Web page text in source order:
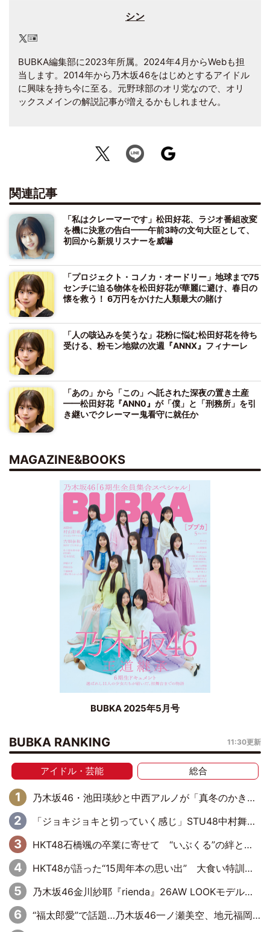
シン
BUBKA編集部に2023年所属。2024年4月からWebも担
当します。2014年から乃木坂46をはじめとするアイドル
に興味を持ち今に至る。元野球部のオリ党なので、オリ
ックスメインの解説記事が増えるかもしれません。
関連記事
「私はクレーマーです」松田好花、ラジオ番組改変
を機に決意の告白━━午前3時の文句大臣として、
初回から新規リスナーを威嚇
「プロジェクト・コノカ・オードリー」地球まで75
センチに迫る物体を松田好花が華麗に避け、春日の
懐を救う！ 6万円をかけた人類最大の賭け
「人の咳込みを笑うな」花粉に悩む松田好花を待ち
受ける、粉モン地獄の次週『ANNX』フィナーレ
「あの」から「この」へ託された深夜の置き土産
━━松田好花『ANN0』が「僕」と「刑務所」を引
き継いでクレーマー鬼看守に就任か
MAGAZINE&BOOKS
BUBKA 2025年5月号
BUBKA RANKING 11:30更新
アイドル・芸能 総合
乃木坂46・池田瑛紗と中西アルノが「真冬のかき氷」騒動で火花散らす！ 因縁の裏にあるのは、逆境をともに“凌”ぐ似た者同士の絆
「ジョキジョキと切っていく感じ」STU48中村舞、新しい挑戦は自らの手で
HKT48石橋颯の卒業に寄せて “いぶくる”の絆と後輩・龍頭綺音の決意
HKT48が語った“15周年本の思い出” 大食い特訓・守護霊企画・制服グラビア…盛りだくさんの裏話
乃木坂46金川紗耶『rienda』26AW LOOKモデルに就任
“福太郎愛”で話題…乃木坂46一ノ瀬美空、地元福岡『めんべい25周年トップサポーター』に就任